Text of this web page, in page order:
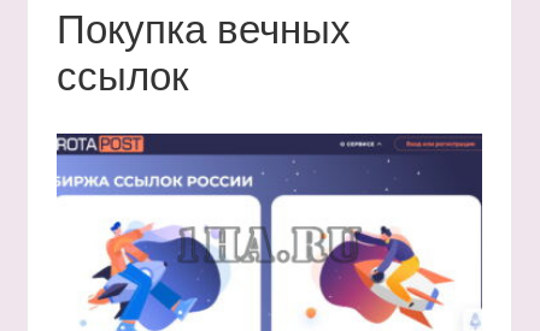
Покупка вечных
ссылок